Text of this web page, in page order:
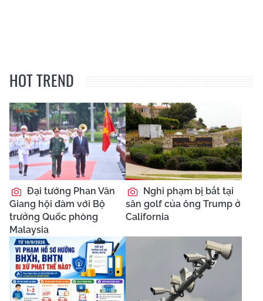
HOT TREND
Đại tướng Phan Văn
Giang hội đàm với Bộ
trưởng Quốc phòng
Malaysia
Nghi phạm bị bắt tại
sân golf của ông Trump ở
California